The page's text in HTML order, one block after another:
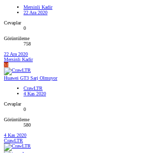
Mersinli Kadir
22 Ara 2020
Cevaplar
0
Görüntüleme
758
22 Ara 2020
Mersinli Kadir
M
Huawei GT3 Sarj Olmuyor
CrawLTR
4 Kas 2020
Cevaplar
0
Görüntüleme
580
4 Kas 2020
CrawLTR